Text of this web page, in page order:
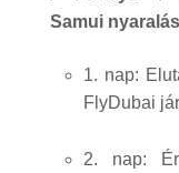
Samui
1. nap:
FlyDubai
2. nap: